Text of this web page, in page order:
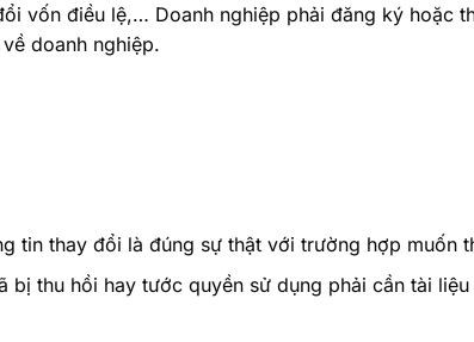
vốn điều lệ,… Doanh nghiệp phải đăng ký hoặc
doanh nghiệp.
tin thay đổi là đúng sự thật với trường hợp muốn
thu hồi hay tước quyền sử dụng phải cần tài